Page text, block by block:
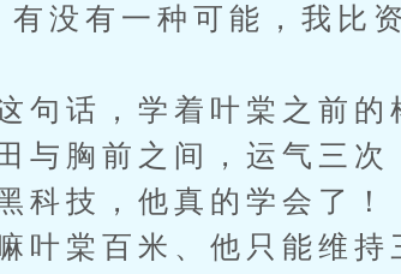
没有一种可能，我比
话，学着叶棠之前的
胸前之间，运气三次
技，他真的学会了！
棠百米、他只能维持